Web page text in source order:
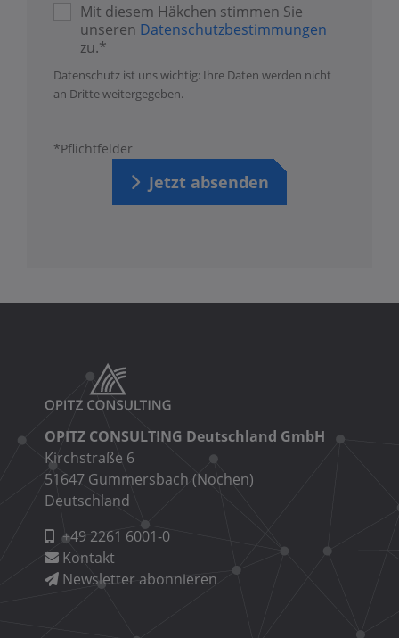
Mit diesem Häkchen stimmen Sie
unseren Datenschutzbestimmungen
zu.*
Datenschutz ist uns wichtig: Ihre Daten werden nicht
an Dritte weitergegeben.
*Pflichtfelder
Jetzt absenden
OPITZ CONSULTING Deutschland GmbH
Kirchstraße 6
51647 Gummersbach (Nochen)
Deutschland
+49 2261 6001-0
Kontakt
Newsletter abonnieren